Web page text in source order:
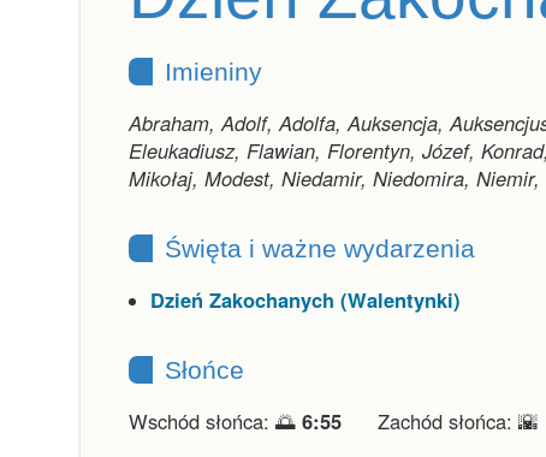
Imieniny
Abraham, Adolf, Adolfa, Auksencja,
Eleukadiusz, Flawian, Florentyn, Józef,
Mikołaj, Modest, Niedamir, Niedomira,
Święta i ważne wydarzenia
Dzień Zakochanych (Walentynki)
Słońce
Wschód słońca: 🌅 6:55 Zachód słońca: 🌇